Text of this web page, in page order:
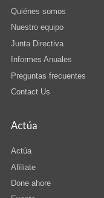
Quiénes somos
Nuestro equipo
Junta Directiva
Informes Anuales
Preguntas frecuentes
Contact Us
Actúa
Actúa
Afíliate
Done ahore